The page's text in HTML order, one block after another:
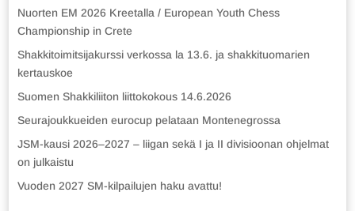
Nuorten EM 2026 Kreetalla / European Youth Chess
Championship in Crete
Shakkitoimitsijakurssi verkossa la 13.6. ja shakkituomarien
kertauskoe
Suomen Shakkiliiton liittokokous 14.6.2026
Seurajoukkueiden eurocup pelataan Montenegrossa
JSM-kausi 2026–2027 – liigan sekä I ja II divisioonan ohjelmat
on julkaistu
Vuoden 2027 SM-kilpailujen haku avattu!